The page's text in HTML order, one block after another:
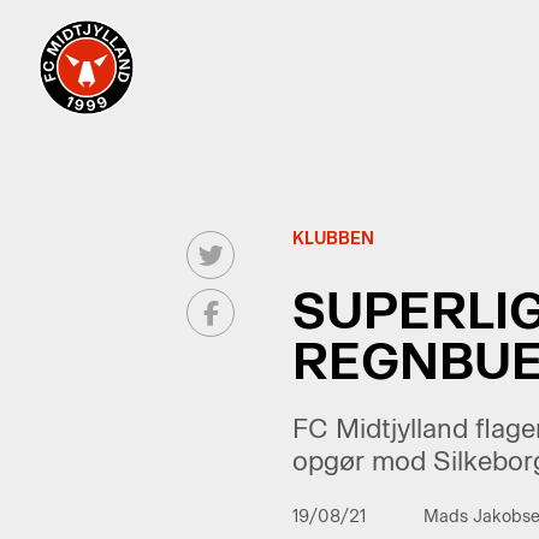
KLUBBEN
FC Midtjylland
opgør mod
19/08/21 Mads